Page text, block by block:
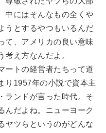
中にはそんなもの全くや
うとするやつもいるんだ
て、アメリカの良い意味
考え方なんだよ。
トの経営者たちって道
り1957年の小説で資本主
ランドが言った時代。そ
んだよね。ニューヨーク
ヤツらというのがどんな